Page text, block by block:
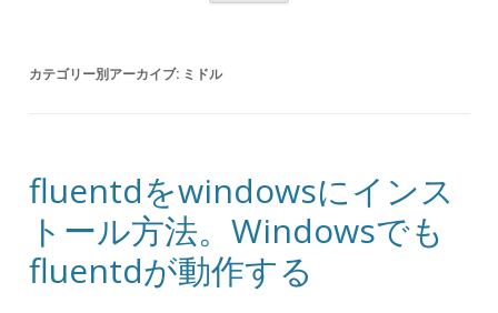
カテゴリー別アーカイブ: ミドル
fluentdをwindowsにインス
トール方法。Windowsでも
fluentdが動作する